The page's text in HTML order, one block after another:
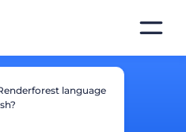
language